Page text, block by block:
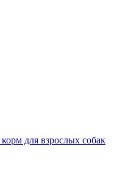
для взрослых собак